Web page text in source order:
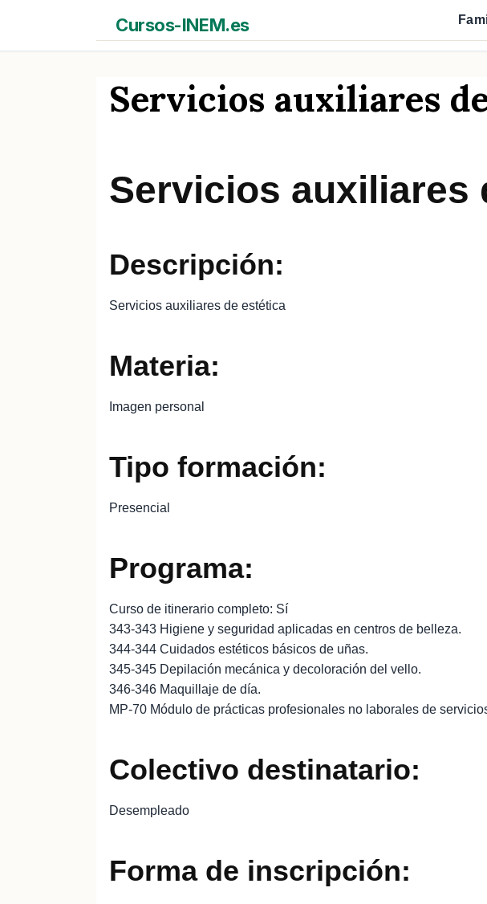
Cursos-INEM.es
Servicios auxiliares
Servicios auxiliares
Descripción:
Servicios auxiliares de estética
Materia:
Imagen personal
Tipo formación:
Presencial
Programa:
Curso de itinerario completo: Sí
343-343 Higiene y seguridad aplicadas en centros de belleza.
344-344 Cuidados estéticos básicos de uñas.
345-345 Depilación mecánica y decoloración del vello.
346-346 Maquillaje de día.
MP-70 Módulo de prácticas profesionales no laborales de
Colectivo destinatario:
Desempleado
Forma de inscripción: